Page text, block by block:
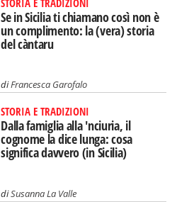
Se in Sicilia ti chiamano così non è
un complimento: la (vera) storia
del càntaru
diFrancesca Garofalo
STORIA E TRADIZIONI
Dalla famiglia alla 'nciuria, il
cognome la dice lunga: cosa
significa davvero (in Sicilia)
diSusanna La Valle